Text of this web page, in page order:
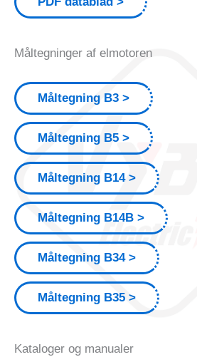
Måltegninger af elmotoren
Måltegning B3
Måltegning B5
Måltegning B14
Måltegning B14B
Måltegning B34
Måltegning B35
Kataloger og manualer